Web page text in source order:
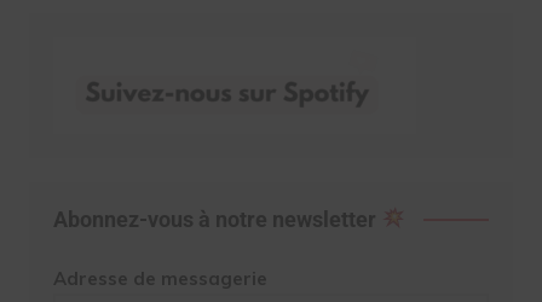
Abonnez-vous à notre newsletter
Adresse de messagerie